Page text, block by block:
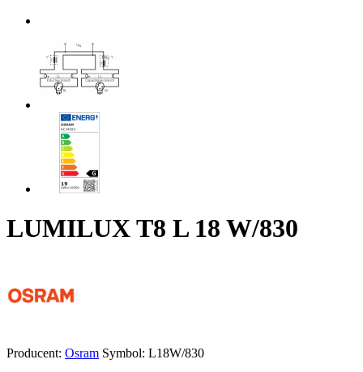
LUMILUX T8 L 18 W/830
Producent: Osram Symbol: L18W/830